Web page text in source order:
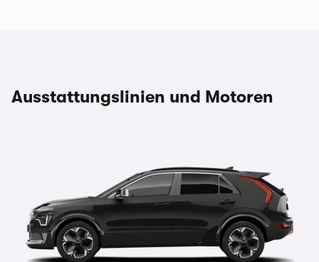
Ausstattungslinien und Motoren